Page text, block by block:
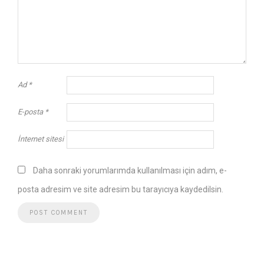
Ad *
E-posta *
İnternet sitesi
Daha sonraki yorumlarımda kullanılması için adım, e-
posta adresim ve site adresim bu tarayıcıya kaydedilsin.